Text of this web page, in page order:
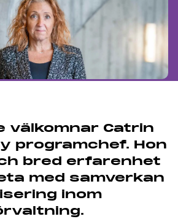
välkomnar Catrin
programchef. Hon
bred erfarenhet
med samverkan
inom